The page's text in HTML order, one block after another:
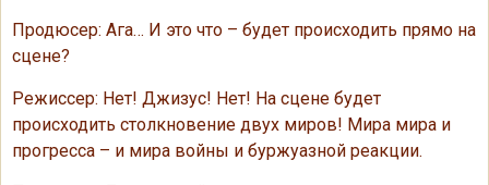
Продюсер: Ага… И это что – будет происходить прямо на
сцене?
Режиссер: Нет! Джизус! Нет! На сцене будет
происходить столкновение двух миров! Мира мира и
прогресса – и мира войны и буржуазной реакции.